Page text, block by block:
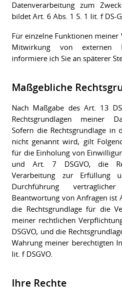
Datenverarbeitung zum
bildet Art. 6 Abs. 1 S. 1 lit. f DS-
Für einzelne Funktionen meiner
Mitwirkung von externen
informiere ich Sie an späterer
Maßgebliche
Nach Maßgabe des Art. 13
Rechtsgrundlagen meiner
Sofern die Rechtsgrundlage in
nicht genannt wird, gilt
für die Einholung von
und Art. 7 DSGVO, die
Verarbeitung zur Erfüllung
Durchführung
Beantwortung von Anfragen ist
die Rechtsgrundlage für die
meiner rechtlichen
DSGVO, und die
Wahrung meiner berechtigten
lit. f DSGVO.
Ihre Rechte